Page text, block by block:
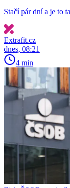
Stačí pár dní a je to
Extrafit.cz
dnes, 08:21
4 min